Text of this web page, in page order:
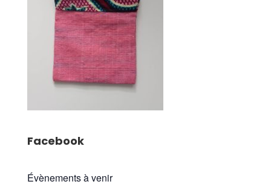
Facebook
Évènements à venir